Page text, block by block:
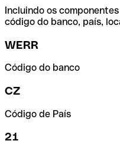
Incluindo os
código do banco, país,
WERR
Código do banco
CZ
Código de País
21